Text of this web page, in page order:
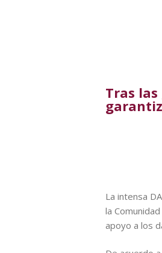
Tras
La intensa
la
apoyo a los